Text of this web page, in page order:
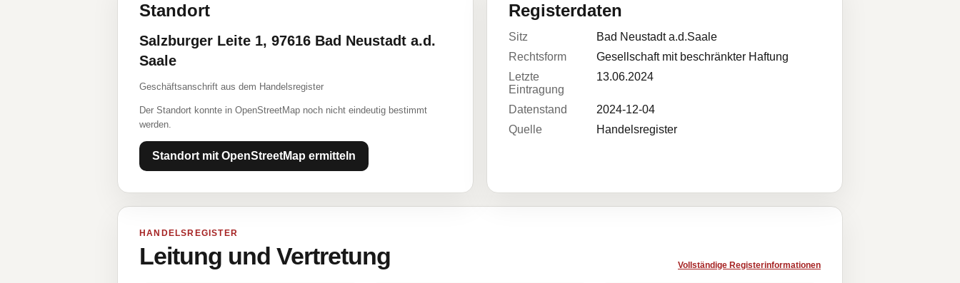
Standort
Salzburger Leite 1, 97616 Bad Neustadt a.d.
Saale
Geschäftsanschrift aus dem Handelsregister
Der Standort konnte in OpenStreetMap noch nicht eindeutig bestimmt
werden.
Standort mit OpenStreetMap ermitteln
Registerdaten
Sitz
Bad Neustadt a.d.Saale
Rechtsform
Gesellschaft mit beschränkter Haftung
Letzte
Eintragung
13.06.2024
Datenstand
2024-12-04
Quelle
Handelsregister
HANDELSREGISTER
Leitung und Vertretung Vollständige Registerinformationen